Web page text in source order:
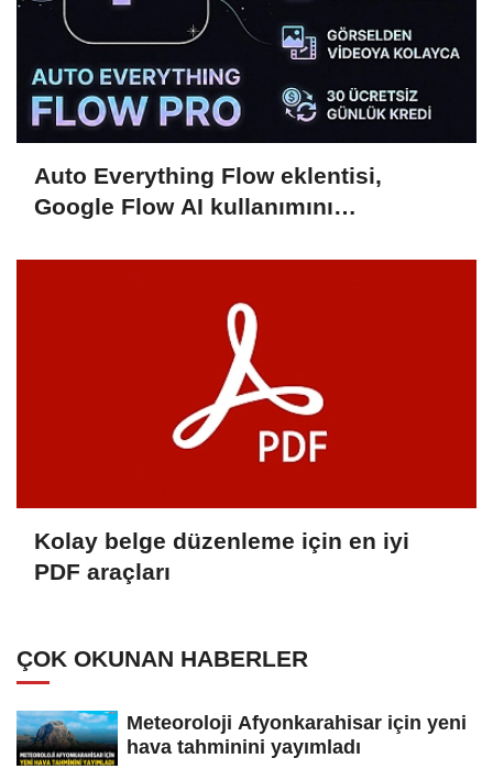
Auto Everything Flow eklentisi,
Google Flow AI kullanımını
Kolay belge düzenleme için en iyi
PDF araçları
ÇOK OKUNAN HABERLER
Meteoroloji Afyonkarahisar için yeni
hava tahminini yayımladı